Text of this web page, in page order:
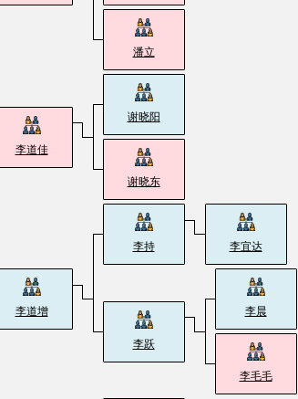
潘立
李道佳
谢晓阳
谢晓东
李道增
李持 李宜达
李跃
李晨
李毛毛